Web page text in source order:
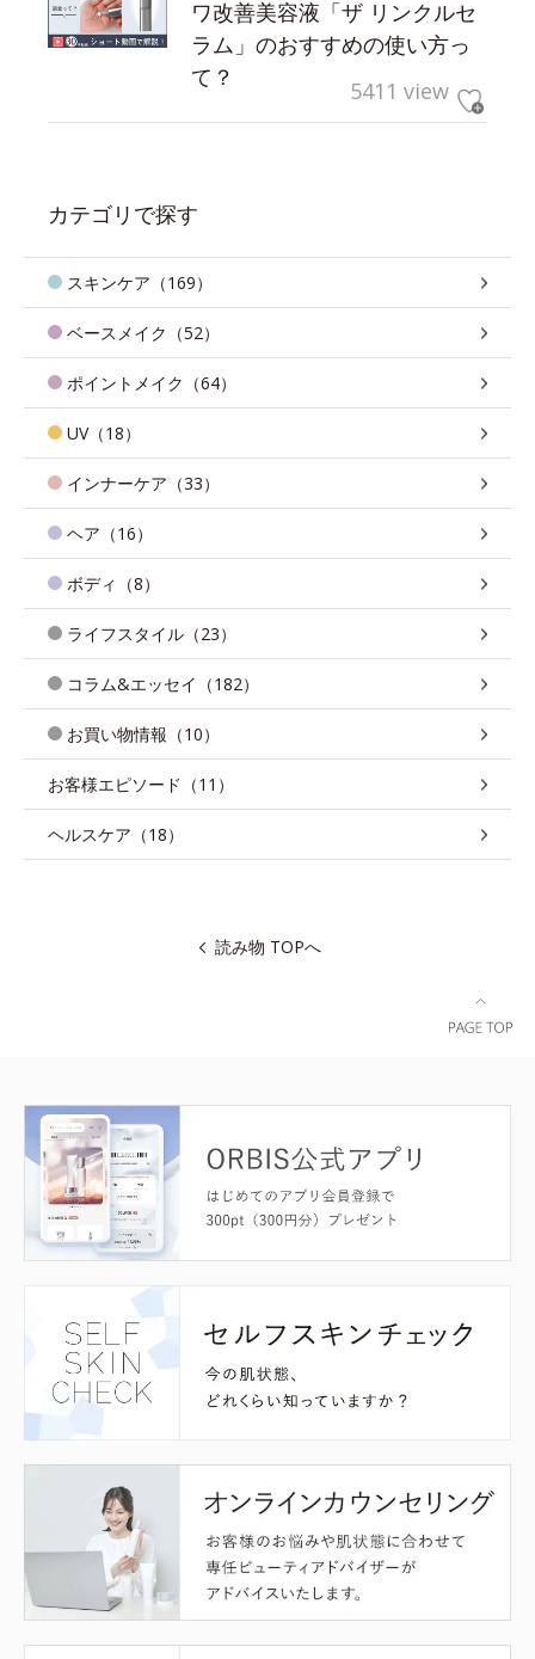
ワ改善美容液「ザ リンクルセ
ラム」のおすすめの使い方っ
て？
5411 view
カテゴリで探す
スキンケア（169）
ベースメイク（52）
ポイントメイク（64）
UV（18）
インナーケア（33）
ヘア（16）
ボディ（8）
ライフスタイル（23）
コラム&エッセイ（182）
お買い物情報（10）
お客様エピソード（11）
ヘルスケア（18）
読み物 TOPへ